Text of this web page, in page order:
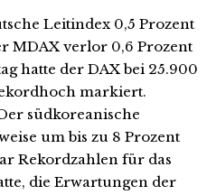
Leitindex 0,5 Prozent
MDAX verlor 0,6 Prozent
hatte der DAX bei 25.900
markiert.
südkoreanische
um bis zu 8 Prozent
Rekordzahlen für das
die Erwartungen der